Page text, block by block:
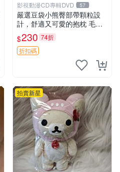
影視動漫CD專輯DVD 57
嚴選豆袋小熊臀部帶顆粒設
計，舒適又可愛的抱枕 毛絨
抱枕、臀部按摩、坐墊
$230 74折
折扣碼
拍賣新星